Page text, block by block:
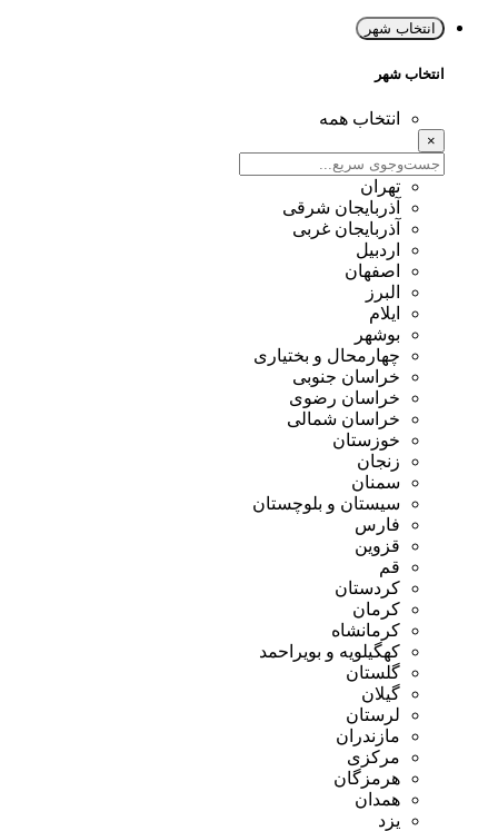
انتخاب شهر
انتخاب شهر
انتخاب همه
تهران
آذربایجان شرقی
آذربایجان غربی
اردبیل
اصفهان
البرز
ایلام
بوشهر
چهارمحال و بختیاری
خراسان جنوبی
خراسان رضوی
خراسان شمالی
خوزستان
زنجان
سمنان
سیستان و بلوچستان
فارس
قزوین
قم
کردستان
کرمان
کرمانشاه
کهگیلویه و بویراحمد
گلستان
گیلان
لرستان
مازندران
مرکزی
هرمزگان
همدان
یزد